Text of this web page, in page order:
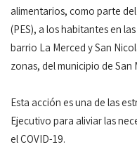
alimentarios, como parte
(PES), a los habitantes en
barrio La Merced y San
zonas, del municipio de San
Esta acción es una de las
Ejecutivo para aliviar las
el COVID-19.